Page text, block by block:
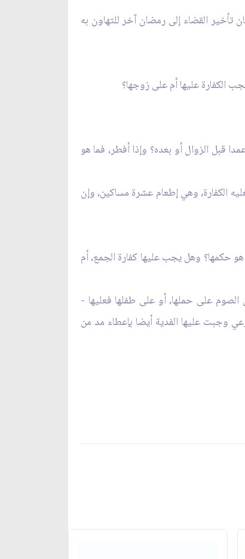
تأخير القضاء إلى رمضان آخر للتهاون به
الكفارة عليها أم على زوجها؟
قبل الزوال أو بعده؟ وإذا أفطر، فما هو
الكفارة، وهي إطعام عشرة مساكين، وإن
حكمها؟ وهل يجب عليها كفارة الجمع، أم
على حملها، أو على طفلها فعليها -
وجبت عليها الفدية أيضا بإعطاء مد من